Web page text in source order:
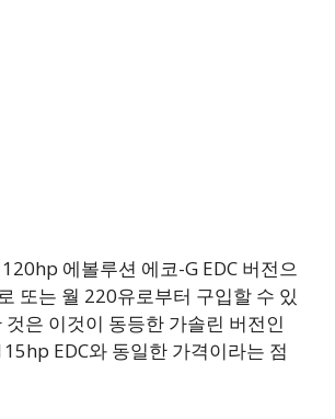
에볼루션 에코-G EDC 버전으
또는 월 220유로부터 구입할 수 있
것은 이것이 동등한 가솔린 버전인
EDC와 동일한 가격이라는 점